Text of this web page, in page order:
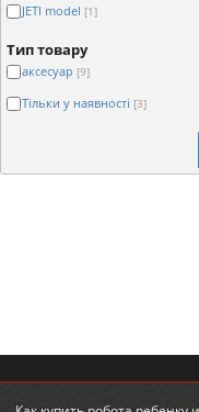
JETI model [1]
Тип товару
аксесуар [9]
Тільки у наявності [3]